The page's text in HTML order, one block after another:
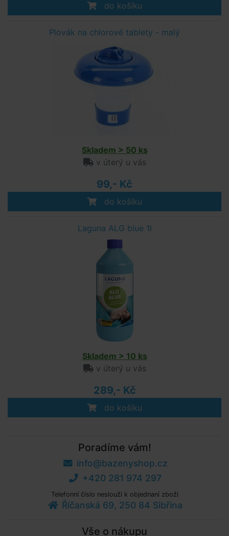
do košíku
Plovák na chlorové tablety - malý
Skladem > 50 ks
v úterý u vás
99,- Kč
do košíku
Laguna ALG blue 1l
Skladem > 10 ks
v úterý u vás
289,- Kč
do košíku
Poradíme vám!
info@bazenyshop.cz
+420 281 974 297
Telefonní číslo neslouží k objednaní zboží
Říčanská 69, 250 84 Sibřina
Vše o nákupu